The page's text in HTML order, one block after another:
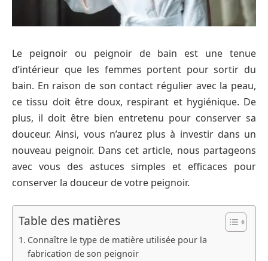
Le peignoir ou peignoir de bain est une tenue
d’intérieur que les femmes portent pour sortir du
bain. En raison de son contact régulier avec la peau,
ce tissu doit être doux, respirant et hygiénique. De
plus, il doit être bien entretenu pour conserver sa
douceur. Ainsi, vous n’aurez plus à investir dans un
nouveau peignoir. Dans cet article, nous partageons
avec vous des astuces simples et efficaces pour
conserver la douceur de votre peignoir.
Table des matières
Connaître le type de matière utilisée pour la
fabrication de son peignoir